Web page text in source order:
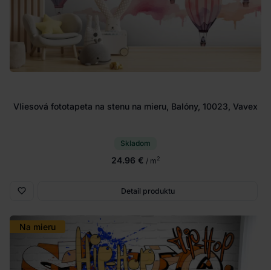
Vliesová fototapeta na stenu na mieru, Balóny, 10023, Vavex
Skladom
24.96 € / m2
Detail produktu
Na mieru